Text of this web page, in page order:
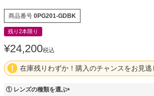
商品番号 0PG201-GDBK
残り2本限り
¥24,200税込
在庫残りわずか！購入のチャンスをお見逃
① レンズの種類を選ぶ